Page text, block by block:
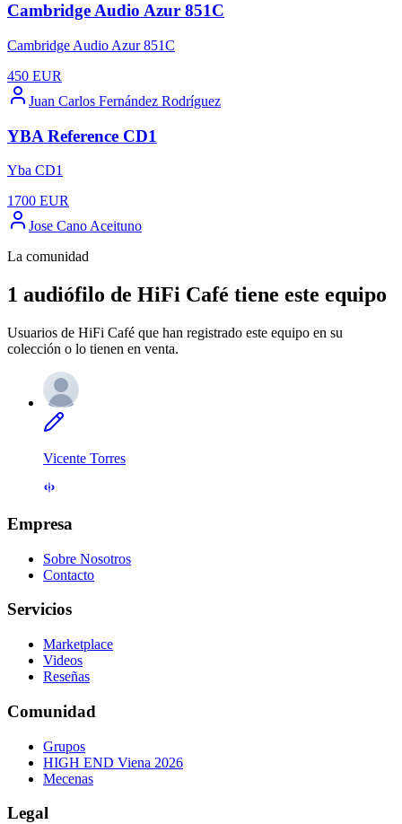
Cambridge Audio Azur 851C
Cambridge Audio Azur 851C
450 EUR
Juan Carlos Fernández Rodríguez
YBA Reference CD1
Yba CD1
1700 EUR
Jose Cano Aceituno
La comunidad
1 audiófilo de HiFi Café tiene este equipo
Usuarios de HiFi Café que han registrado este equipo en su
colección o lo tienen en venta.
Vicente Torres
Empresa
Sobre Nosotros
Contacto
Servicios
Marketplace
Videos
Reseñas
Comunidad
Grupos
HIGH END Viena 2026
Mecenas
Legal